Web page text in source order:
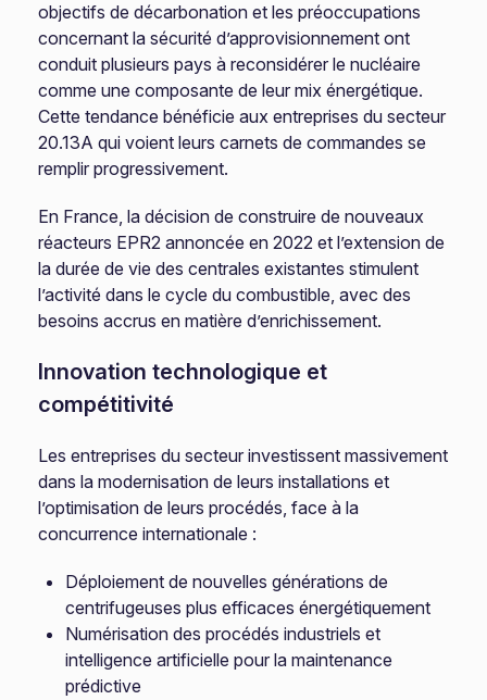
objectifs de décarbonation et les préoccupations
concernant la sécurité d’approvisionnement ont
conduit plusieurs pays à reconsidérer le nucléaire
comme une composante de leur mix énergétique.
Cette tendance bénéficie aux entreprises du secteur
20.13A qui voient leurs carnets de commandes se
remplir progressivement.
En France, la décision de construire de nouveaux
réacteurs EPR2 annoncée en 2022 et l’extension de
la durée de vie des centrales existantes stimulent
l’activité dans le cycle du combustible, avec des
besoins accrus en matière d’enrichissement.
Innovation technologique et
compétitivité
Les entreprises du secteur investissent massivement
dans la modernisation de leurs installations et
l’optimisation de leurs procédés, face à la
concurrence internationale :
Déploiement de nouvelles générations de
centrifugeuses plus efficaces énergétiquement
Numérisation des procédés industriels et
intelligence artificielle pour la maintenance
prédictive